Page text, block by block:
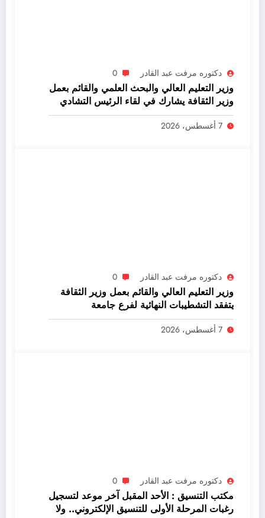
دكتوره مرفت عبد القادر 0
وزير التعليم العالي والبحث العلمي والقائم بعمل
وزير الثقافة يشارك في لقاء الرئيس التشادي
مع الوفد الوزاري المصري
7 أغسطس، 2026
دكتوره مرفت عبد القادر 0
وزير التعليم العالي والقائم بعمل وزير الثقافة
يتفقد التشطيبات النهائية لفرع جامعة
الإسكندرية في إنجامينا
7 أغسطس، 2026
دكتوره مرفت عبد القادر 0
مكتب التنسيق : الأحد المقبل آخر موعد لتسجيل
رغبات المرحلة الأولى للتنسيق الإلكتروني.. ولا